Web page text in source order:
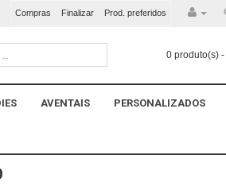
Compras Finalizar Prod. preferidos
0 produto(s)
AVENTAIS PERSONALIZADOS